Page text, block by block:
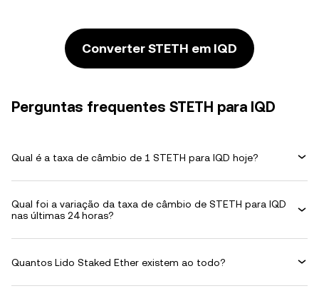
Converter STETH em IQD
Perguntas frequentes STETH para IQD
Qual é a taxa de câmbio de 1 STETH para IQD hoje?
Qual foi a variação da taxa de câmbio de STETH para IQD
nas últimas 24 horas?
Quantos Lido Staked Ether existem ao todo?